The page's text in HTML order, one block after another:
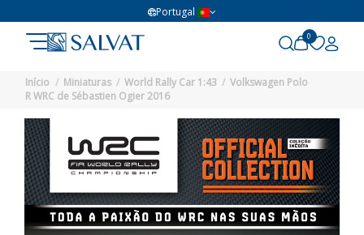
Portugal
0
Início Miniaturas World Rally Car 1:43
Volkswagen Polo
R WRC de Sébastien Ogier 2016